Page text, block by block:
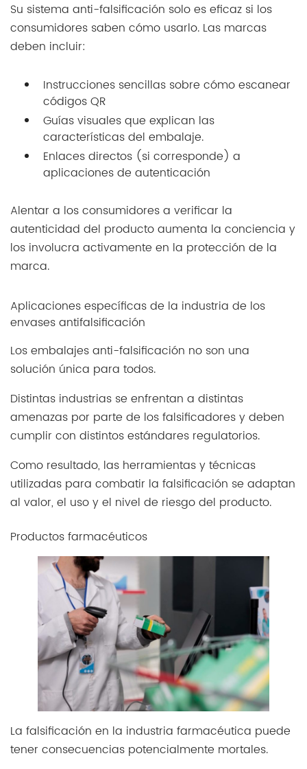
Su sistema anti-falsificación solo es eficaz si los
consumidores saben cómo usarlo. Las marcas
deben incluir:
Instrucciones sencillas sobre cómo escanear
códigos QR
Guías visuales que explican las
características del embalaje.
Enlaces directos (si corresponde) a
aplicaciones de autenticación
Alentar a los consumidores a verificar la
autenticidad del producto aumenta la conciencia y
los involucra activamente en la protección de la
marca.
Aplicaciones específicas de la industria de los
envases antifalsificación
Los embalajes anti-falsificación no son una
solución única para todos.
Distintas industrias se enfrentan a distintas
amenazas por parte de los falsificadores y deben
cumplir con distintos estándares regulatorios.
Como resultado, las herramientas y técnicas
utilizadas para combatir la falsificación se adaptan
al valor, el uso y el nivel de riesgo del producto.
Productos farmacéuticos
La falsificación en la industria farmacéutica puede
tener consecuencias potencialmente mortales.